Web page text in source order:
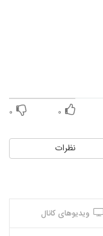
۰ ۰
نظرات
ویدیوهای کانال